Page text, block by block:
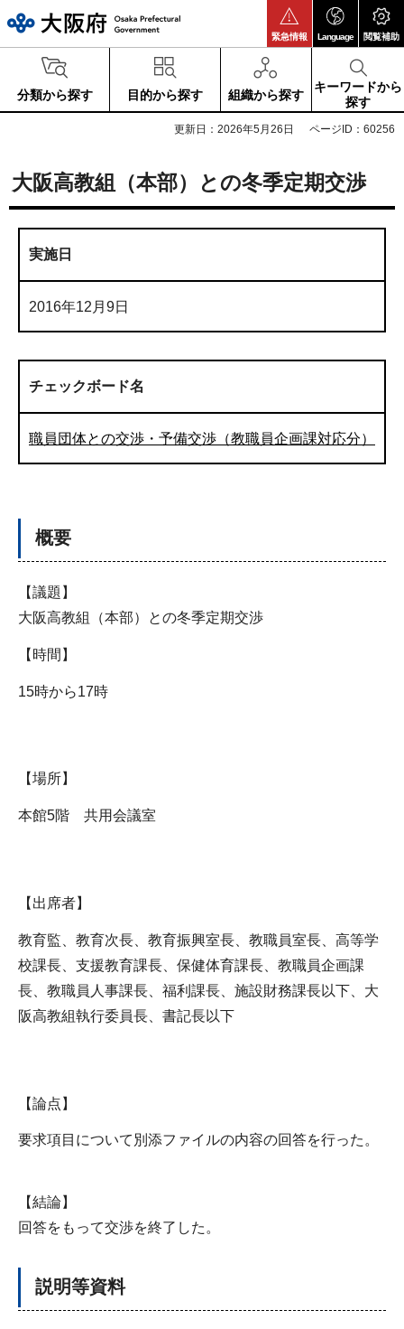
緊急情報 Language 閲覧補助
分類から探す 目的から探す 組織から探す
キーワードから
探す
更新日：2026年5月26日 ページID：60256
大阪高教組（本部）との冬季定期交渉
実施日
2016年12月9日
チェックボード名
職員団体との交渉・予備交渉（教職員企画課対応分）
概要
【議題】
大阪高教組（本部）との冬季定期交渉
【時間】
15時から17時
【場所】
本館5階 共用会議室
【出席者】
教育監、教育次長、教育振興室長、教職員室長、高等学
校課長、支援教育課長、保健体育課長、教職員企画課
長、教職員人事課長、福利課長、施設財務課長以下、大
阪高教組執行委員長、書記長以下
【論点】
要求項目について別添ファイルの内容の回答を行った。
【結論】
回答をもって交渉を終了した。
説明等資料